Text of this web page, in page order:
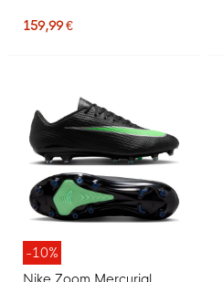
Rouge Vif Noir Doré
159,99 €
-10%